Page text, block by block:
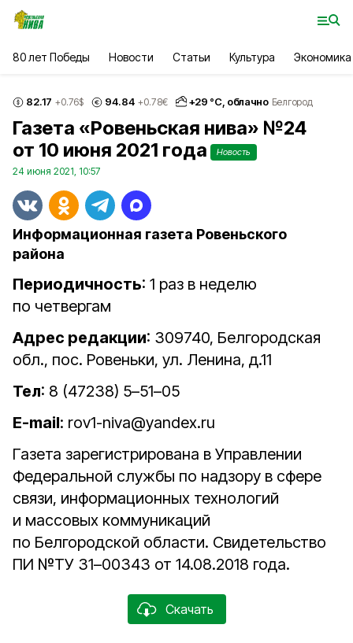
80 лет Победы Новости Статьи Культура Экономика
82.17 +0.76$ 94.84 +0.78€ +29 °С, облачно Белгород
Газета «Ровеньская нива» №24
от 10 июня 2021 года
Новость
24 июня 2021, 10:57
Информационная газета Ровеньского
района
Периодичность: 1 раз в неделю
по четвергам
Адрес редакции: 309740, Белгородская
обл., пос. Ровеньки, ул. Ленина, д.11
Тел: 8 (47238) 5–51–05
E-mail: rov1-niva@yandex.ru
Газета зарегистрирована в Управлении
Федеральной службы по надзору в сфере
связи, информационных технологий
и массовых коммуникаций
по Белгородской области. Свидетельство
ПИ №ТУ 31–00343 от 14.08.2018 года.
Скачать